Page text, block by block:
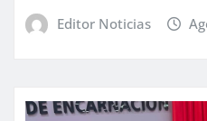
Editor Noticias